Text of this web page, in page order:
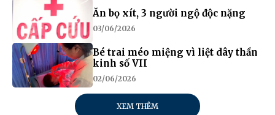
Ăn bọ xít, 3 người ngộ độc nặng
03/06/2026
Bé trai méo miệng vì liệt dây thần
kinh số VII
02/06/2026
XEM THÊM